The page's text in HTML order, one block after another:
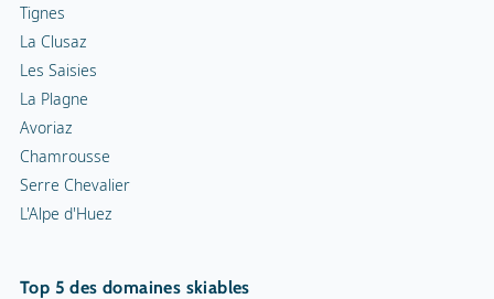
Tignes
La Clusaz
Les Saisies
La Plagne
Avoriaz
Chamrousse
Serre Chevalier
L'Alpe d'Huez
Top 5 des domaines skiables